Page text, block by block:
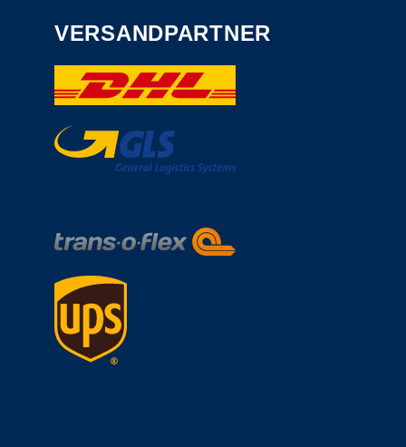
VERSANDPARTNER